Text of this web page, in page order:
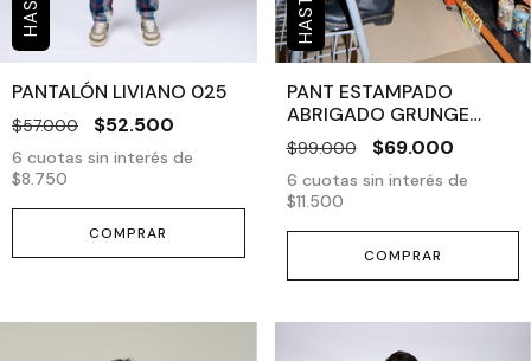
PANTALÓN LIVIANO 025
$57.000 $52.500
6 cuotas sin interés de
$8.750
COMPRAR
PANT ESTAMPADO
ABRIGADO GRUNGE
VERDE
$99.000 $69.000
6 cuotas sin interés de
$11.500
COMPRAR